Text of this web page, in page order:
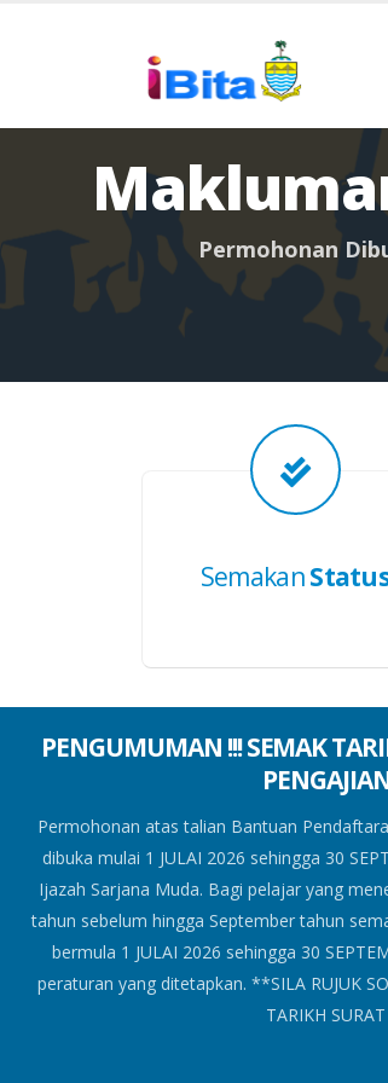
Permohonan Dib
Semakan
PENGUMUMAN !!! SEMAK
Permohonan atas talian Bantuan
dibuka mulai 1 JULAI 2026 sehingga 30
Ijazah Sarjana Muda. Bagi pelajar yang
tahun sebelum hingga September tahun
bermula 1 JULAI 2026 sehingga 30
peraturan yang ditetapkan. **SILA RUJUK
TARIKH